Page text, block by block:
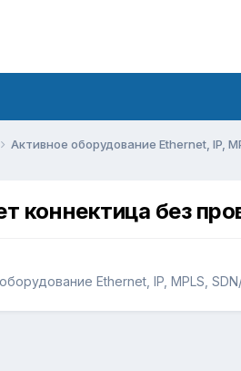
Активное оборудование Ethernet, IP,
коннектица без
Ethernet, IP, MPLS, SDN/